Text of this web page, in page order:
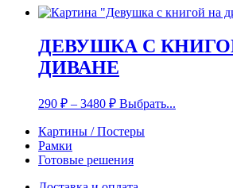
ДЕВУШКА С
ДИВАНЕ
290 ₽ – 3480 ₽ Выбрать...
Картины / Постеры
Рамки
Готовые решения